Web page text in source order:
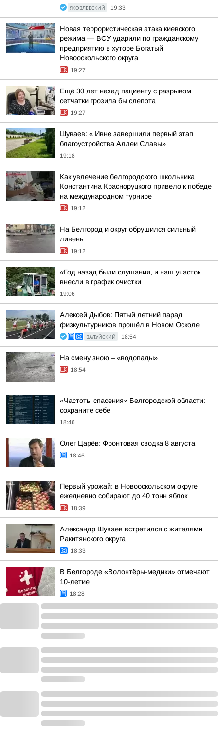
ЯКОВЛЕВСКИЙ 19:33
Новая террористическая атака киевского
режима — ВСУ ударили по гражданскому
предприятию в хуторе Богатый
Новооскольского округа
19:27
Ещё 30 лет назад пациенту с разрывом
сетчатки грозила бы слепота
19:27
Шуваев: « Ивне завершили первый этап
благоустройства Аллеи Славы»
19:18
Как увлечение белгородского школьника
Константина Красноруцкого привело к победе
на международном турнире
19:12
На Белгород и округ обрушился сильный
ливень
19:12
«Год назад были слушания, и наш участок
внесли в график очистки
19:06
Алексей Дыбов: Пятый летний парад
физкультурников прошёл в Новом Осколе
ВАЛУЙСКИЙ 18:54
На смену зною – «водопады»
18:54
«Частоты спасения» Белгородской области:
сохраните себе
18:46
Олег Царёв: Фронтовая сводка 8 августа
18:46
Первый урожай: в Новооскольском округе
ежедневно собирают до 40 тонн яблок
18:39
Александр Шуваев встретился с жителями
Ракитянского округа
18:33
В Белгороде «Волонтёры-медики» отмечают
10-летие
18:28